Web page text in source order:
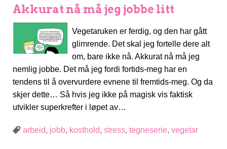
Akkurat nå må jeg jobbe litt
Vegetaruken er ferdig, og den har gått
glimrende. Det skal jeg fortelle dere alt
om, bare ikke nå. Akkurat nå må jeg
nemlig jobbe. Det må jeg fordi fortids-meg har en
tendens til å overvurdere evnene til fremtids-meg. Og da
skjer dette… Så hvis jeg ikke på magisk vis faktisk
utvikler superkrefter i løpet av…
arbeid, jobb, kosthold, stress, tegneserie, vegetar